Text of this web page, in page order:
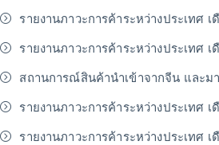
รายงานภาวะการค้าระหว่างประเทศ
รายงานภาวะการค้าระหว่างประเทศ
สถานการณ์สินค้านำเข้าจากจีน และ
รายงานภาวะการค้าระหว่างประเทศ
รายงานภาวะการค้าระหว่างประเทศ เ